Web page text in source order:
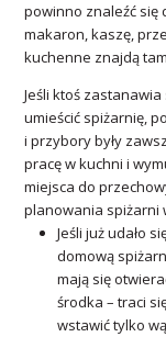
powinno znaleźć się
makaron, kaszę,
kuchenne znajdą
Jeśli ktoś
umieścić spiżarnię,
i przybory były
pracę w kuchni i
miejsca do
planowania spiżarni
Jeśli już udało
domową
mają się
środka – traci
wstawić tylko